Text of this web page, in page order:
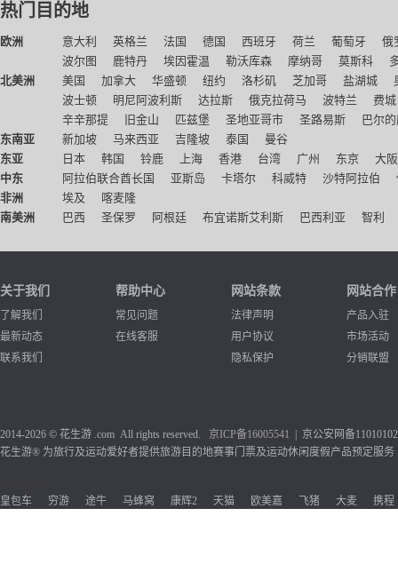
热门目的地
欧洲 意大利 英格兰 法国 德国 西班牙 荷兰 葡萄牙
俄
波尔图
鹿特丹 埃因霍温 勒沃库森 摩纳哥 莫斯科
北美洲
美国 加拿大 华盛顿 纽约 洛杉矶 芝加哥 盐湖城
波士顿
明尼阿波利斯 达拉斯 俄克拉荷马 波特兰
费城
辛辛那提
旧金山 匹兹堡 圣地亚哥市 圣路易斯
巴尔
东南亚
新加坡 马来西亚 吉隆坡 泰国
曼谷
东亚
日本 韩国 铃鹿 上海 香港 台湾 广州 东京
大阪
中东
阿拉伯联合酋长国 亚斯岛 卡塔尔 科威特 沙特阿拉伯
非洲
埃及
喀麦隆
南美洲
巴西 圣保罗 阿根廷 布宜诺斯艾利斯 巴西利亚 智利
关于我们
了解我们
最新动态
联系我们
帮助中心
常见问题
在线客服
网站条款
法律声明
用户协议
隐私保护
网站合作
产品入驻
市场活动
分销联盟
2014-2026 © 花生游 .com All rights reserved. 京ICP备16005541 | 京公安网备
花生游® 为旅行及运动爱好者提供旅游目的地赛事门票及运动休闲度假产品预定服务
皇包车
穷游 途牛 马蜂窝 康辉2 天猫 欧美嘉 飞猪 大麦 携程